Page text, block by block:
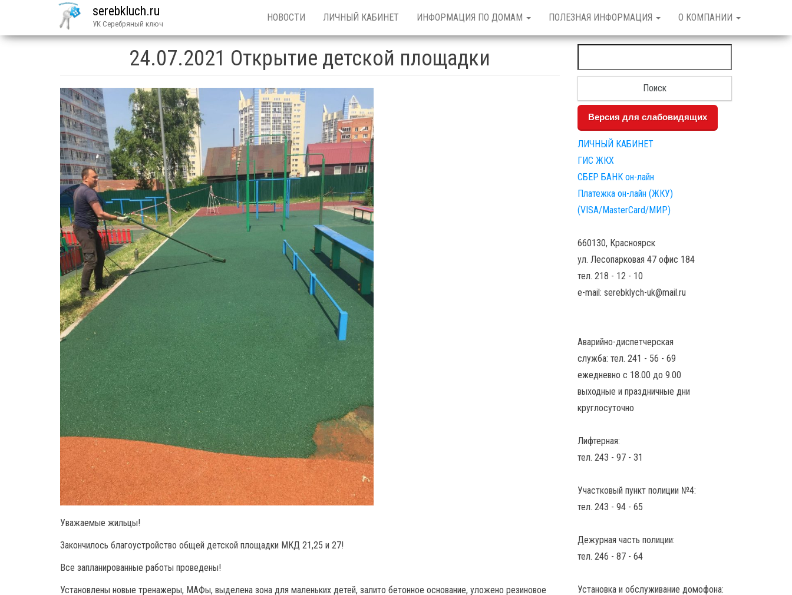
serebkluch.ru
УК Серебряный ключ
НОВОСТИ ЛИЧНЫЙ КАБИНЕТ ИНФОРМАЦИЯ ПО ДОМАМ ПОЛЕЗНАЯ ИНФОРМАЦИЯ О КОМПАНИИ
24.07.2021 Открытие детской площадки
Уважаемые жильцы!
Закончилось благоустройство общей детской площадки МКД 21,25 и 27!
Все запланированные работы проведены!
Установлены новые тренажеры, МАФы, выделена зона для маленьких детей, залито бетонное основание, уложено резиновое
Версия для слабовидящих
ЛИЧНЫЙ КАБИНЕТ
ГИС ЖКХ
СБЕР БАНК он-лайн
Платежка он-лайн (ЖКУ)
(VISA/MasterCard/МИР)
660130, Красноярск
ул. Лесопарковая 47 офис 184
тел. 218 - 12 - 10
e-mail: serebklych-uk@mail.ru
Аварийно-диспетчерская
служба: тел. 241 - 56 - 69
ежедневно с 18.00 до 9.00
выходные и праздничные дни
круглосуточно
Лифтерная:
тел. 243 - 97 - 31
Участковый пункт полиции №4:
тел. 243 - 94 - 65
Дежурная часть полиции:
тел. 246 - 87 - 64
Установка и обслуживание домофона: